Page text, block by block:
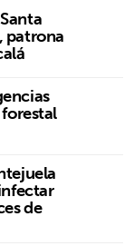
patrona
de